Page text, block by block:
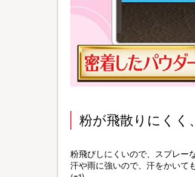
粉が飛散りにくく
粉飛びしにくいので、スプレー
汗や雨に強いので、汗をかいて